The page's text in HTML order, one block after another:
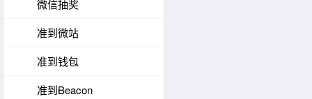
微信抽奖
准到微站
准到钱包
准到Beacon